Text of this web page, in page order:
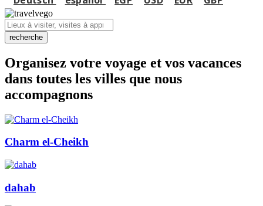
recherche
Organisez votre voyage et vos vacances
dans toutes les villes que nous
accompagnons
Charm el-Cheikh
dahab